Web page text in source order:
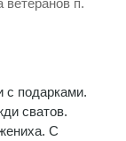
с подарками.
сватов.
С